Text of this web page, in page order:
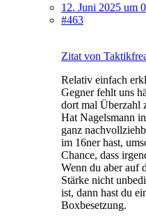
12. Juni 2025 um
#463
Zitat von
Relativ einfach
Gegner fehlt uns
dort mal Überzahl
Hat Nagelsmann
ganz
im 16ner hast,
Chance, dass
Wenn du aber auf
Stärke nicht
ist, dann hast du
Boxbesetzung.